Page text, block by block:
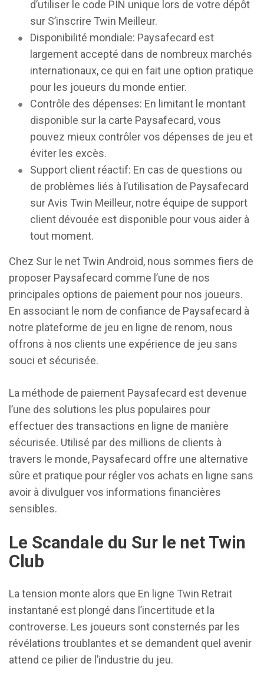
d’utiliser le code PIN unique lors de votre dépôt
sur S’inscrire Twin Meilleur.
Disponibilité mondiale: Paysafecard est
largement accepté dans de nombreux marchés
internationaux, ce qui en fait une option pratique
pour les joueurs du monde entier.
Contrôle des dépenses: En limitant le montant
disponible sur la carte Paysafecard, vous
pouvez mieux contrôler vos dépenses de jeu et
éviter les excès.
Support client réactif: En cas de questions ou
de problèmes liés à l’utilisation de Paysafecard
sur Avis Twin Meilleur, notre équipe de support
client dévouée est disponible pour vous aider à
tout moment.
Chez Sur le net Twin Android, nous sommes fiers de
proposer Paysafecard comme l’une de nos
principales options de paiement pour nos joueurs.
En associant le nom de confiance de Paysafecard à
notre plateforme de jeu en ligne de renom, nous
offrons à nos clients une expérience de jeu sans
souci et sécurisée.
La méthode de paiement Paysafecard est devenue
l’une des solutions les plus populaires pour
effectuer des transactions en ligne de manière
sécurisée. Utilisé par des millions de clients à
travers le monde, Paysafecard offre une alternative
sûre et pratique pour régler vos achats en ligne sans
avoir à divulguer vos informations financières
sensibles.
Le Scandale du Sur le net Twin
Club
La tension monte alors que En ligne Twin Retrait
instantané est plongé dans l’incertitude et la
controverse. Les joueurs sont consternés par les
révélations troublantes et se demandent quel avenir
attend ce pilier de l’industrie du jeu.